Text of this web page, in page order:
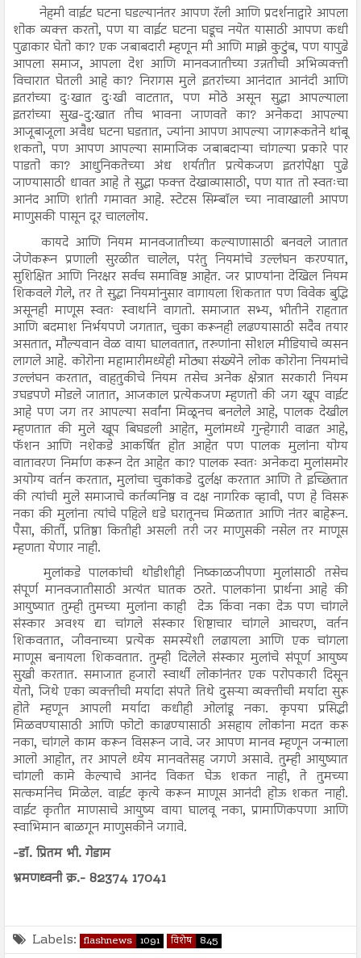
नेहमी वाईट घटना घडल्यानंतर आपण रॅली आणि प्रदर्शनाद्वारे आपला
शोक व्यक्त करतो, पण या वाईट घटना घडूच नयेत यासाठी आपण कधी
पुढाकार घेतो का? एक जबाबदारी म्हणून मी आणि माझे कुटुंब, पण यापुढे
आपला समाज, आपला देश आणि मानवजातीच्या उन्नतीची अभिव्यक्ती
विचारात घेतली आहे का? निरागस मुले इतरांच्या आनंदात आनंदी आणि
इतरांच्या दुःखात दुःखी वाटतात, पण मोठे असून सुद्धा आपल्याला
इतरांच्या सुख-दु:खात तीच भावना जाणवते का? अनेकदा आपल्या
आजूबाजूला अवैध घटना घडतात, ज्यांना आपण आपल्या जागरूकतेने थांबू
शकतो, पण आपण आपल्या सामाजिक जबाबदाऱ्या चांगल्या प्रकारे पार
पाडतो का? आधुनिकतेच्या अंध शर्यतीत प्रत्येकजण इतरांपेक्षा पुढे
जाण्यासाठी धावत आहे ते सुद्धा फक्त देखाव्यासाठी, पण यात तो स्वतःचा
आनंद आणि शांती गमावत आहे. स्टेटस सिम्बॉल च्या नावाखाली आपण
माणुसकी पासून दूर चाललोय.
कायदे आणि नियम मानवजातीच्या कल्याणासाठी बनवले जातात
जेणेकरून प्रणाली सुरळीत चालेल, परंतु नियमांचे उल्लंघन करण्यात,
सुशिक्षित आणि निरक्षर सर्वच समाविष्ट आहेत. जर प्राण्यांना देखिल नियम
शिकवले गेले, तर ते सुद्धा नियमांनुसार वागायला शिकतात पण विवेक बुद्धि
असूनही माणूस स्वतः स्वार्थाने वागतो. समाजात सभ्य, भीतीने राहतात
आणि बदमाश निर्भयपणे जगतात, चुका करूनही लढण्यासाठी सदैव तयार
असतात, मौल्यवान वेळ वाया घालवतात, तरुणांना सोशल मीडियाचे व्यसन
लागले आहे. कोरोना महामारीमध्येही मोठ्या संख्येने लोक कोरोना नियमांचे
उल्लंघन करतात, वाहतुकीचे नियम तसेच अनेक क्षेत्रात सरकारी नियम
उघडपणे मोडले जातात, आजकाल प्रत्येकजण म्हणतो की जग खूप वाईट
आहे पण जग तर आपल्या सर्वांना मिळूनच बनलेले आहे, पालक देखील
म्हणतात की मुले खूप बिघडली आहेत, मुलांमध्ये गुन्हेगारी वाढत आहे,
फॅशन आणि नशेकडे आकर्षित होत आहेत पण पालक मुलांना योग्य
वातावरण निर्माण करून देत आहेत का? पालक स्वतः अनेकदा मुलांसमोर
अयोग्य वर्तन करतात, मुलांचा चुकांकडे दुर्लक्ष करतात आणि ते इच्छितात
की त्यांची मुले समाजाचे कर्तव्यनिष्ठ व दक्ष नागरिक व्हावी, पण हे विसरू
नका की मुलांना त्यांचे पहिले धडे घरातूनच मिळतात आणि नंतर बाहेरून.
पैसा, कीर्ती, प्रतिष्ठा कितीही असली तरी जर माणुसकी नसेल तर माणूस
म्हणता येणार नाही.
मुलांकडे पालकांची थोडीशीही निष्काळजीपणा मुलांसाठी तसेच
संपूर्ण मानवजातीसाठी अत्यंत घातक ठरते. पालकांना प्रार्थना आहे की
आयुष्यात तुम्ही तुमच्या मुलांना काही देऊ किंवा नका देऊ पण चांगले
संस्कार अवश्य द्या चांगले संस्कार शिष्टाचार चांगले आचरण, वर्तन
शिकवतात, जीवनाच्या प्रत्येक समस्येशी लढायला आणि एक चांगला
माणूस बनायला शिकवतात. तुम्ही दिलेले संस्कार मुलांचे संपूर्ण आयुष्य
सुखी करतात. समाजात हजारो स्वार्थी लोकांनंतर एक परोपकारी दिसून
येतो, जिथे एका व्यक्तीची मर्यादा संपते तिथे दुसऱ्या व्यक्तीची मर्यादा सुरू
होते म्हणून आपली मर्यादा कधीही ओलांडू नका. कृपया प्रसिद्धी
मिळवण्यासाठी आणि फोटो काढण्यासाठी असहाय लोकांना मदत करू
नका, चांगले काम करून विसरून जावे. जर आपण मानव म्हणून जन्माला
आलो आहोत, तर आपले ध्येय मानवतेसह जगणे असावे. तुम्ही आयुष्यात
चांगली कामे केल्याचे आनंद विकत घेऊ शकत नाही, ते तुमच्या
सत्कर्मानेच मिळेल. वाईट कृत्ये करून माणूस आनंदी होऊ शकत नाही.
वाईट कृतीत माणसाचे आयुष्य वाया घालवू नका, प्रामाणिकपणा आणि
स्वाभिमान बाळगून माणुसकीने जगावे.
-डॉ. प्रितम भी. गेडाम
भ्रमणध्वनी क्र.- 82374 17041
Labels: flashnews 1091 विशेष 845